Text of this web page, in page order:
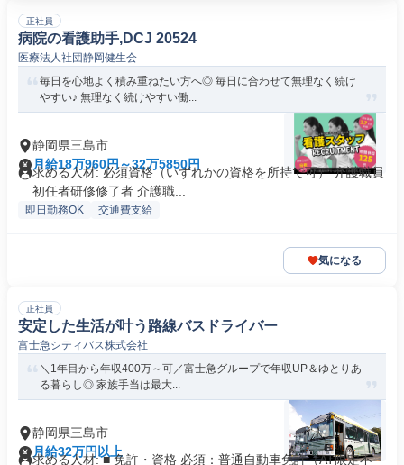
正社員
病院の看護助手,DCJ 20524
医療法人社団静岡健生会
毎日を心地よく積み重ねたい方へ◎ 毎日に合わせて無理なく続け
やすい♪ 無理なく続けやすい働...
静岡県三島市
月給18万960円～32万5850円
求める人材: 必須資格（いずれかの資格を所持で可） 介護職員
初任者研修修了者 介護職...
即日勤務OK 交通費支給
気になる
正社員
安定した生活が叶う路線バスドライバー
富士急シティバス株式会社
＼1年目から年収400万～可／富士急グループで年収UP＆ゆとりあ
る暮らし◎ 家族手当は最大...
静岡県三島市
月給32万円以上
求める人材: ■ 免許・資格 必須：普通自動車免許（AT限定不